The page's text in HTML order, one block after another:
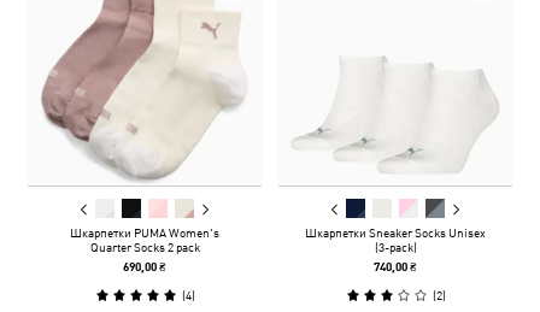
Шкарпетки PUMA Women's
Quarter Socks 2 pack
690,00 ₴
(4)
Шкарпетки Sneaker Socks Unisex
(3-pack)
740,00 ₴
(2)